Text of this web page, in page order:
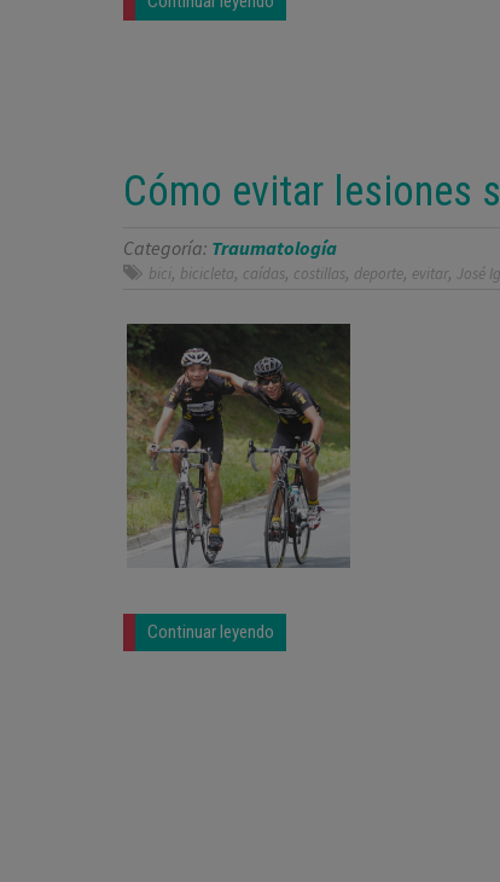
Cómo evitar lesiones
Categoría: Traumatología
bici, bicicleta, caídas, costillas, deporte, evitar, José
Continuar leyendo